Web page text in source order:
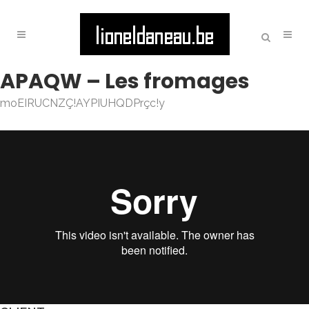
APAQW – Les fromages
moEIRUCNZÇ!AYPIUHQDPrçc!y